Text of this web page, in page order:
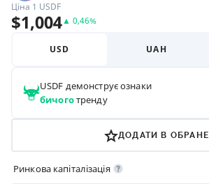
Ціна 1 USDF
$1,004▲ 0,46%
USD UAH
USDF демонструє ознаки
бичоготренду
ДОДАТИ В ОБРАНЕ
Ринкова капіталізація